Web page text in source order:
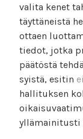
valita kenet
täyttäneistä
ottaen
tiedot, jotka
päätöstä
syistä, esitin
hallituksen
yllämainitusti